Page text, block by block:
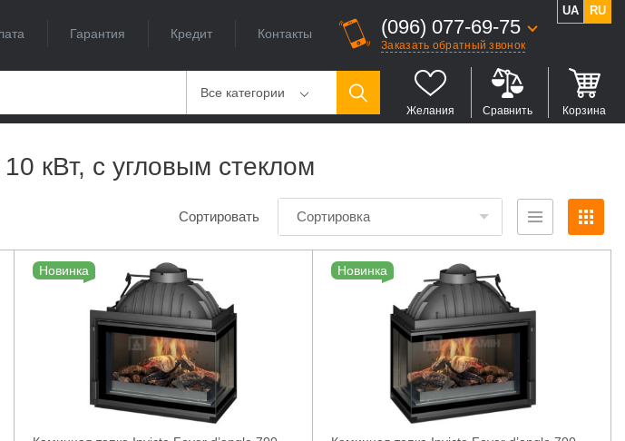
Гарантия Кредит Контакты (096) 077-69-75
Заказать обратный звонок
UA RU
Все категории
Желания Сравнить Корзина
кВт, с угловым стеклом
Сортировать Сортировка
Новинка Новинка